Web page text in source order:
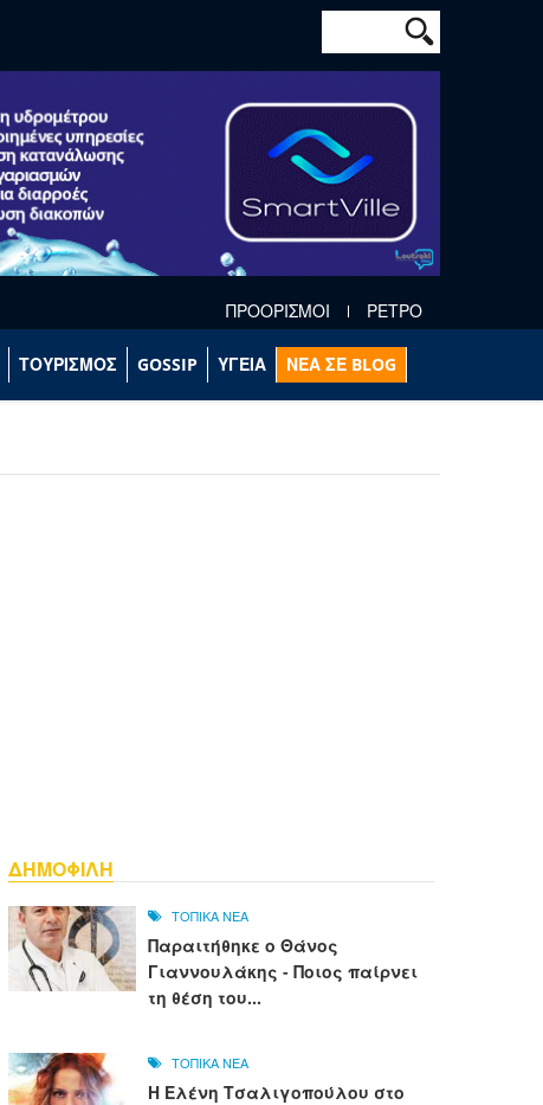
Φόρμα
Αναζήτηση
ΠΡΟΟΡΙΣΜΟΙ ΡΕΤΡΟ
ΤΟΥΡΙΣΜΟΣ GOSSIP ΥΓΕΙΑ ΝΕΑ ΣΕ BLOG
ΔΗΜΟΦΙΛΗ
ΤΟΠΙΚΑ ΝΕΑ
Παραιτήθηκε ο Θάνος
Γιαννουλάκης - Ποιος παίρνει
τη θέση του...
ΤΟΠΙΚΑ ΝΕΑ
Η Ελένη Τσαλιγοπούλου στο